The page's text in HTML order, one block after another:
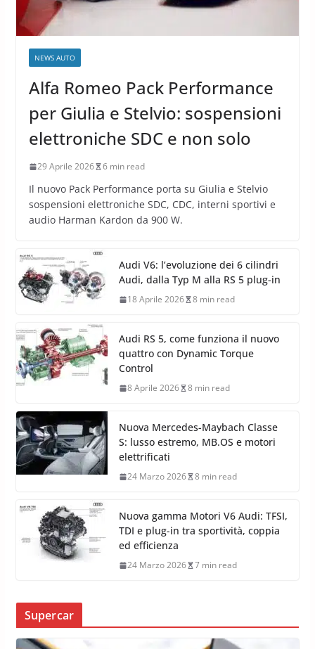
NEWS AUTO
Alfa Romeo Pack Performance
per Giulia e Stelvio: sospensioni
elettroniche SDC e non solo
29 Aprile 2026 6 min read
Il nuovo Pack Performance porta su Giulia e Stelvio
sospensioni elettroniche SDC, CDC, interni sportivi e
audio Harman Kardon da 900 W.
Audi V6: l’evoluzione dei 6 cilindri
Audi, dalla Typ M alla RS 5 plug-in
18 Aprile 2026 8 min read
Audi RS 5, come funziona il nuovo
quattro con Dynamic Torque
Control
8 Aprile 2026 8 min read
Nuova Mercedes-Maybach Classe
S: lusso estremo, MB.OS e motori
elettrificati
24 Marzo 2026 8 min read
Nuova gamma Motori V6 Audi: TFSI,
TDI e plug-in tra sportività, coppia
ed efficienza
24 Marzo 2026 7 min read
Supercar